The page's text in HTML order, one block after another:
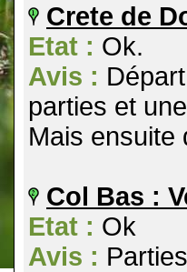
Crete de
Etat : Ok.
Avis :
parties et
Mais ensuite
Col Bas :
Etat : Ok
Avis :